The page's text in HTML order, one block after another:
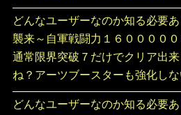
どんなユーザーなのか知る必要
襲来～自軍戦闘力１６０００００
通常限界突破７だけでクリア出
ね？アーツブースターも強化し
どんなユーザーなのか知る必要